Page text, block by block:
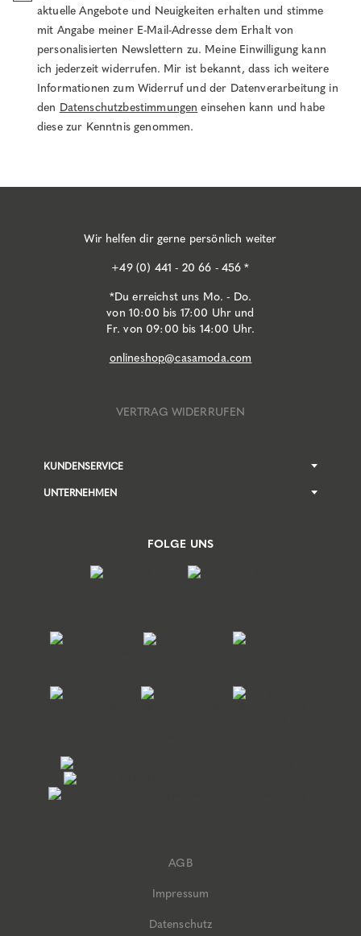
aktuelle Angebote und Neuigkeiten erhalten und stimme
mit Angabe meiner E-Mail-Adresse dem Erhalt von
personalisierten Newslettern zu. Meine Einwilligung kann
ich jederzeit widerrufen. Mir ist bekannt, dass ich weitere
Informationen zum Widerruf und der Datenverarbeitung in
den Datenschutzbestimmungen einsehen kann und habe
diese zur Kenntnis genommen.
Wir helfen dir gerne persönlich weiter
+49 (0) 441 - 20 66 - 456 *
*Du erreichst uns Mo. - Do.
von 10:00 bis 17:00 Uhr und
Fr. von 09:00 bis 14:00 Uhr.
onlineshop@casamoda.com
VERTRAG WIDERRUFEN
KUNDENSERVICE
UNTERNEHMEN
FOLGE UNS
AGB
Impressum
Datenschutz